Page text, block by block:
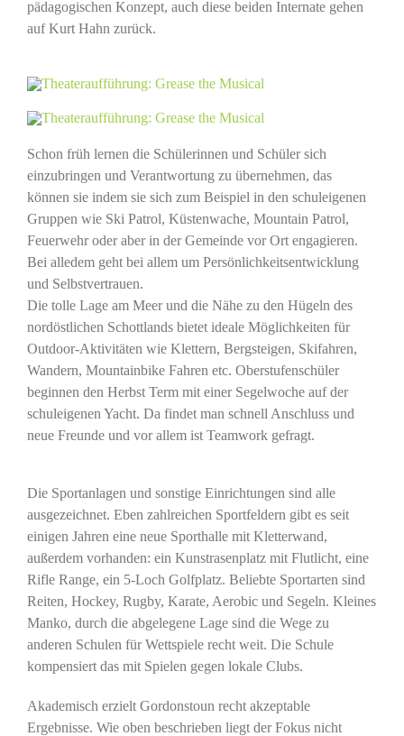
pädagogischen Konzept, auch diese beiden Internate gehen
auf Kurt Hahn zurück.
Schon früh lernen die Schülerinnen und Schüler sich
einzubringen und Verantwortung zu übernehmen, das
können sie indem sie sich zum Beispiel in den schuleigenen
Gruppen wie Ski Patrol, Küstenwache, Mountain Patrol,
Feuerwehr oder aber in der Gemeinde vor Ort engagieren.
Bei alledem geht bei allem um Persönlichkeitsentwicklung
und Selbstvertrauen.
Die tolle Lage am Meer und die Nähe zu den Hügeln des
nordöstlichen Schottlands bietet ideale Möglichkeiten für
Outdoor-Aktivitäten wie Klettern, Bergsteigen, Skifahren,
Wandern, Mountainbike Fahren etc. Oberstufenschüler
beginnen den Herbst Term mit einer Segelwoche auf der
schuleigenen Yacht. Da findet man schnell Anschluss und
neue Freunde und vor allem ist Teamwork gefragt.
Die Sportanlagen und sonstige Einrichtungen sind alle
ausgezeichnet. Eben zahlreichen Sportfeldern gibt es seit
einigen Jahren eine neue Sporthalle mit Kletterwand,
außerdem vorhanden: ein Kunstrasenplatz mit Flutlicht, eine
Rifle Range, ein 5-Loch Golfplatz. Beliebte Sportarten sind
Reiten, Hockey, Rugby, Karate, Aerobic und Segeln. Kleines
Manko, durch die abgelegene Lage sind die Wege zu
anderen Schulen für Wettspiele recht weit. Die Schule
kompensiert das mit Spielen gegen lokale Clubs.
Akademisch erzielt Gordonstoun recht akzeptable
Ergebnisse. Wie oben beschrieben liegt der Fokus nicht